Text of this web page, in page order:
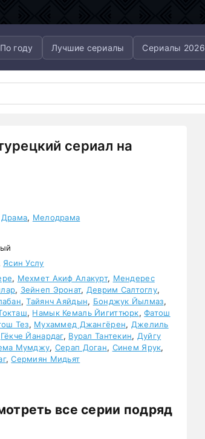
По году Лучшие сериалы Сериалы 2026
сериал на
Драма, Мелодрама
Ясин Услу
, Мехмет Акиф Алакурт, Мендерес
, Зейнеп Эронат, Деврим Салтоглу,
,Тайянч Аяйдын, Бонджук Йылмаз,
, Намык Кемаль Йигиттюрк,Фатош
Тез, Мухаммед Джангёрен, Джелиль
Гёкче Йанардаг, Вурал Тантекин, Дуйгу
Мумджу, Серап Доган, Синем Ярук,
,Сермиян Мидьят
все серии подряд